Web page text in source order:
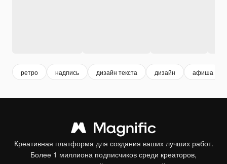
ретро надпись дизайн текста дизайн афиша
Креативная платформа для создания ваших лучших работ.
Более 1 миллиона подписчиков среди креаторов,